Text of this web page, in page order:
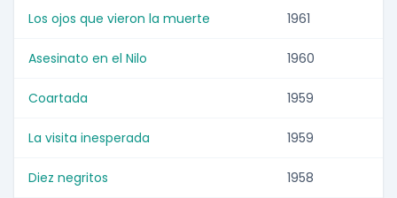
Los ojos que vieron la muerte 1961
Asesinato en el Nilo 1960
Coartada 1959
La visita inesperada 1959
Diez negritos 1958